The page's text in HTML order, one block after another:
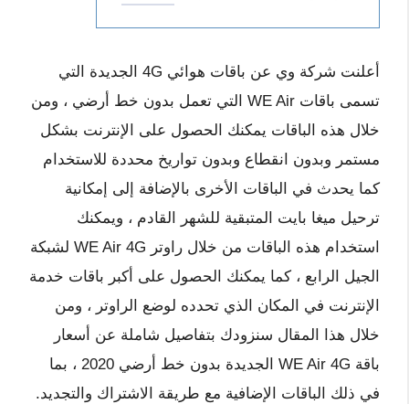
أعلنت شركة وي عن باقات هوائي 4G الجديدة التي
تسمى باقات WE Air التي تعمل بدون خط أرضي ، ومن
خلال هذه الباقات يمكنك الحصول على الإنترنت بشكل
مستمر وبدون انقطاع وبدون تواريخ محددة للاستخدام
كما يحدث في الباقات الأخرى بالإضافة إلى إمكانية
ترحيل ميغا بايت المتبقية للشهر القادم ، ويمكنك
استخدام هذه الباقات من خلال راوتر WE Air 4G لشبكة
الجيل الرابع ، كما يمكنك الحصول على أكبر باقات خدمة
الإنترنت في المكان الذي تحدده لوضع الراوتر ، ومن
خلال هذا المقال سنزودك بتفاصيل شاملة عن أسعار
باقة WE Air 4G الجديدة بدون خط أرضي 2020 ، بما
في ذلك الباقات الإضافية مع طريقة الاشتراك والتجديد.